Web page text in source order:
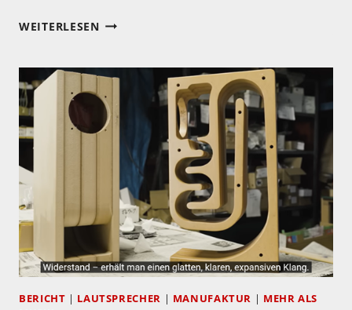
WEITERLESENDIE
QUAD
BERICHT | LAUTSPRECHER | MANUFAKTUR | MEHR ALS